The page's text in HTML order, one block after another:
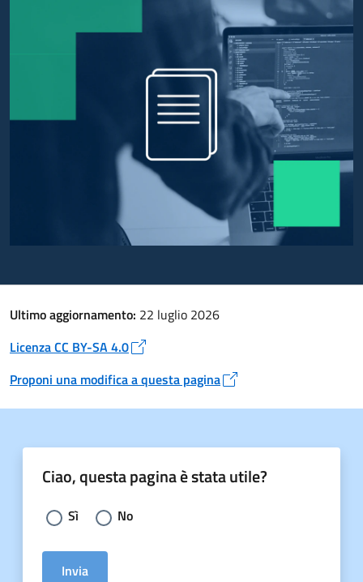
Ultimo aggiornamento: 22 luglio 2026
Licenza CC BY-SA 4.0
Apre in un nuovo tab
Proponi una modifica a questa pagina
Apre in un nuovo tab
Ciao, questa pagina è stata utile?
Scegli la risposta:
Sì No
Invia